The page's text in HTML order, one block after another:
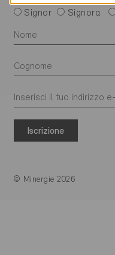
Signor
Signora
Iscrizione
© Minergie 2026